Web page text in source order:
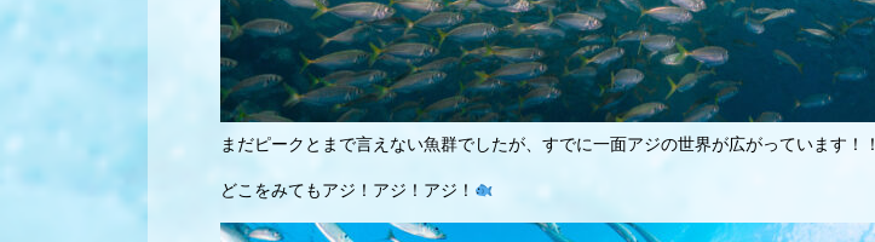
まだピークとまで言えない魚群でしたが、すでに一面アジの世界が広がっています！！
どこをみてもアジ！アジ！アジ！